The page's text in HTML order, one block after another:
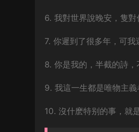
6. 我對世界說晚安，隻對
7. 你遲到了很多年，可我
8. 你是我的，半截的詩，
9. 我這一生都是唯物主義
10. 沒什麽特别的事，就